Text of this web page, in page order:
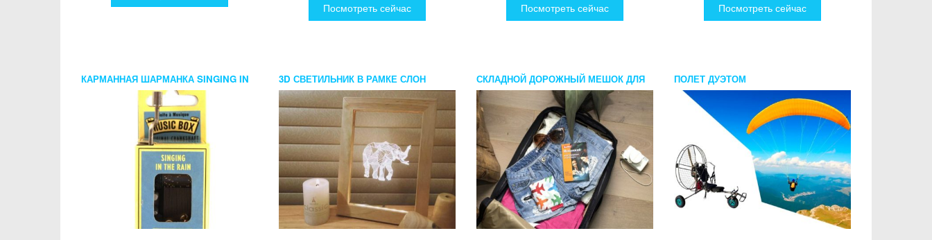
Посмотреть сейчас Посмотреть сейчас Посмотреть сейчас
КАРМАННАЯ ШАРМАНКА SINGING IN
THE RAIN ОТ KIKKERLAND
3D СВЕТИЛЬНИК В РАМКЕ СЛОН
СКЛАДНОЙ ДОРОЖНЫЙ МЕШОК ДЛЯ
БЕЛЬЯ САМОЛЕТИКИ KIKKERLAND
ПОЛЕТ ДУЭТОМ